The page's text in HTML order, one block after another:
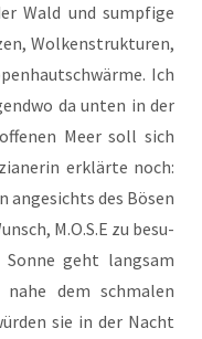
Wald und sump­fi­ge
Wol­ken­struk­tu­ren,
Ich
da unten in der
Meer soll sich
erklär­te noch:
ange­sichts des Bösen
M.O.S.E zu besu­
geht lang­sam
dem schma­len
sie in der Nacht